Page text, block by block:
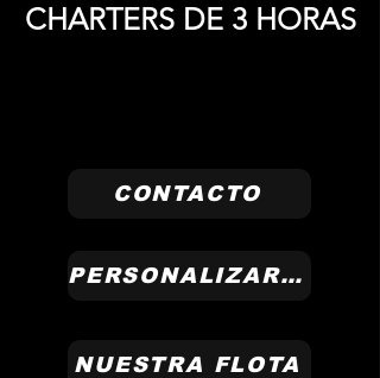
CHARTERS DE 3 HORAS
CONTACTO
PERSONALIZARLO
NUESTRA FLOTA